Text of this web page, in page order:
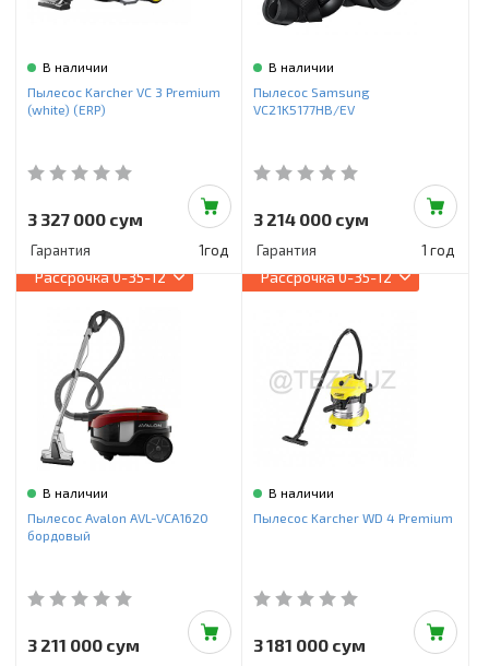
В наличии
Пылесос Karcher VC 3 Premium
(white) (ERP)
3 327 000 сум
Гарантия 1год
В наличии
Пылесос Samsung
VC21K5177HB/EV
3 214 000 сум
Гарантия 1 год
Рассрочка0-35-12
В наличии
Пылесос Avalon AVL-VCA1620
бордовый
3 211 000 сум
Рассрочка0-35-12
В наличии
Пылесос Karcher WD 4 Premium
3 181 000 сум